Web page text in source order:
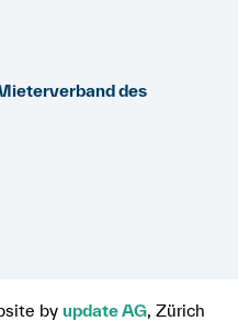
des
by update AG, Zürich